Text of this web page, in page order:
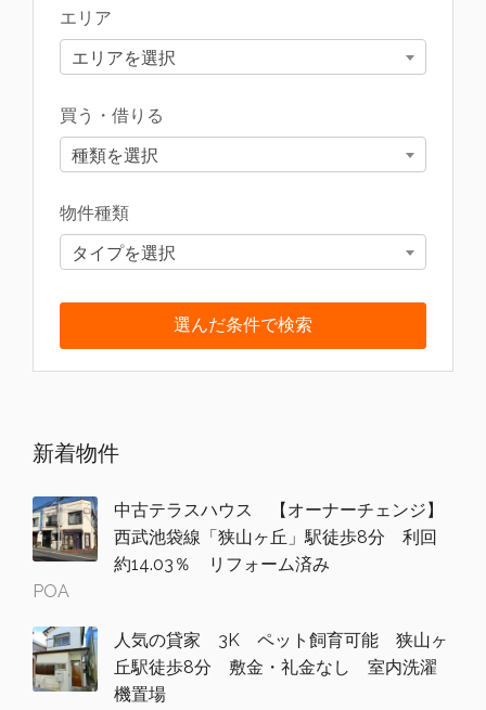
エリア
エリアを選択
買う・借りる
種類を選択
物件種類
タイプを選択
新着物件
中古テラスハウス 【オーナーチェンジ】
西武池袋線「狭山ヶ丘」駅徒歩8分 利回
約14.03％ リフォーム済み
POA
人気の貸家 3K ペット飼育可能 狭山ヶ
丘駅徒歩8分 敷金・礼金なし 室内洗濯
機置場